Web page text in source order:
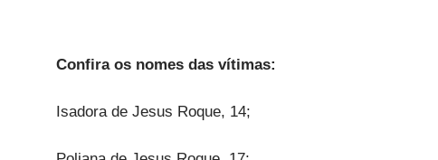
Confira os nomes das vítimas:
Isadora de Jesus Roque, 14;